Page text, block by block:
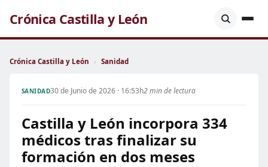
Crónica Castilla y León
Crónica Castilla y León › Sanidad
SANIDAD30 de Junio de 2026 · 16:53h2 min de lectura
Castilla y León incorpora 334
médicos tras finalizar su
formación en dos meses